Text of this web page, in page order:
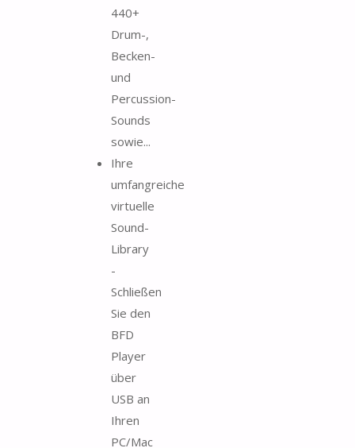
440+
Drum-,
Becken-
und
Percussion-
Sounds
sowie...
Ihre
umfangreiche
virtuelle
Sound-
Library
-
Schließen
Sie den
BFD
Player
über
USB an
Ihren
PC/Mac